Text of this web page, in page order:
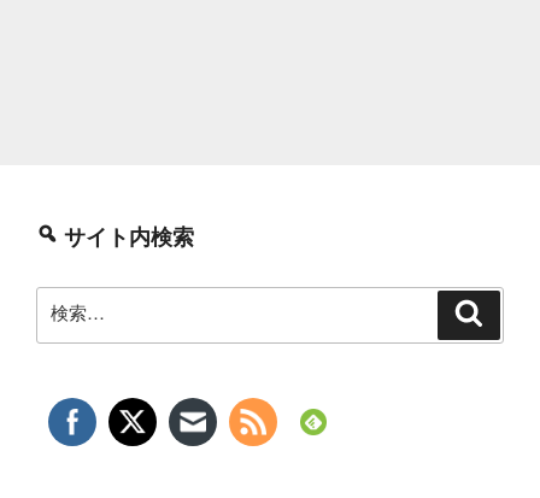
サイト内検索
索: